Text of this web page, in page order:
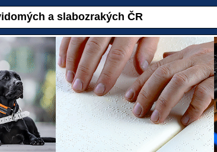
a slabozrakých ČR